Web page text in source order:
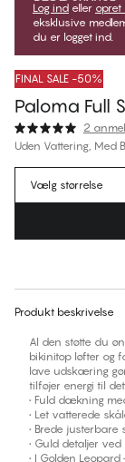
Log ind eller opret
eksklusive
du er logget ind.
FINAL SALE -50%
Paloma Full
2
Uden Vattering, Med
549,95 kr.Normalpris
Vælg størrelse
Produkt beskrivelse
Al den støtte du
bikinitop løfter og
lave udskæring
tilføjer energi til
• Fuld dækning
• Let vatterede
• Brede
• Guld detaljer
• I Golden